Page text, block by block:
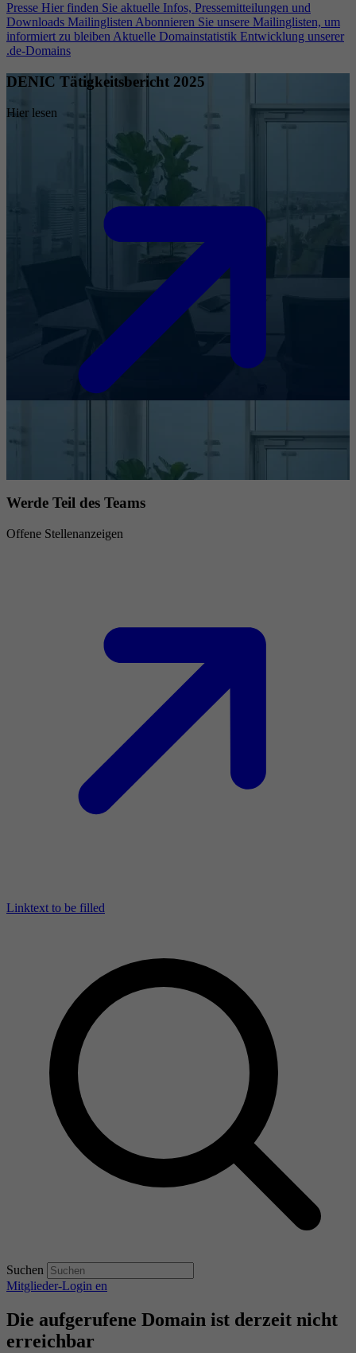
Presse Hier finden Sie aktuelle Infos, Pressemitteilungen und
Downloads Mailinglisten Abonnieren Sie unsere Mailinglisten, um
informiert zu bleiben Aktuelle Domainstatistik Entwicklung unserer
.de-Domains
DENIC Tätigkeitsbericht 2025
Hier lesen
Werde Teil des Teams
Offene Stellenanzeigen
Linktext to be filled
Suchen
Mitglieder-Login en
Die aufgerufene Domain ist derzeit nicht
erreichbar